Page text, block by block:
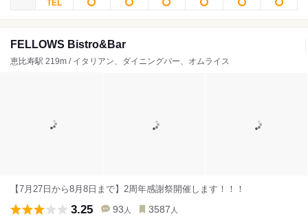
FELLOWS Bistro&Bar
恵比寿駅 219m / イタリアン、ダイニングバー、オムライス
【7月27日から8月8日まで】2周年感謝祭開催します！！！
3.25 93 人 3587 人